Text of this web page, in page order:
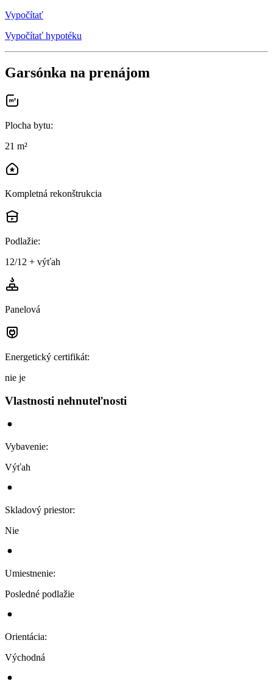
Vypočítať
Vypočítať hypotéku
Garsónka na prenájom
Plocha bytu:
21 m²
Kompletná rekonštrukcia
Podlažie:
12/12 + výťah
Panelová
Energetický certifikát:
nie je
Vlastnosti nehnuteľnosti
Vybavenie:
Výťah
Skladový priestor:
Nie
Umiestnenie:
Posledné podlažie
Orientácia:
Východná